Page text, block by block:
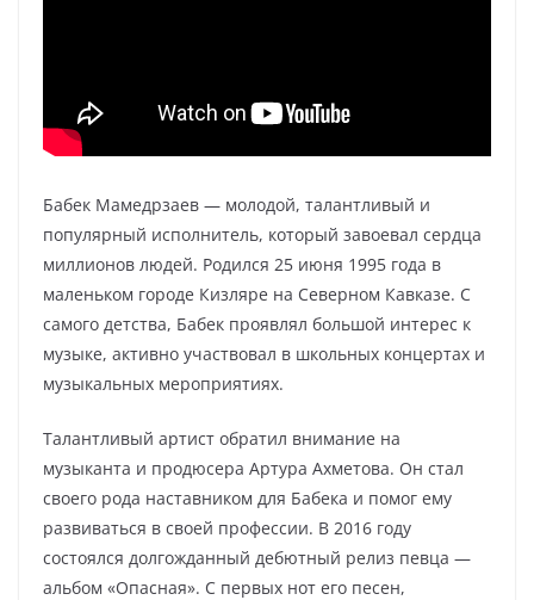
Бабек Мамедрзаев — молодой, талантливый и
популярный исполнитель, который завоевал сердца
миллионов людей. Родился 25 июня 1995 года в
маленьком городе Кизляре на Северном Кавказе. С
самого детства, Бабек проявлял большой интерес к
музыке, активно участвовал в школьных концертах и
музыкальных мероприятиях.
Талантливый артист обратил внимание на
музыканта и продюсера Артура Ахметова. Он стал
своего рода наставником для Бабека и помог ему
развиваться в своей профессии. В 2016 году
состоялся долгожданный дебютный релиз певца —
альбом «Опасная». С первых нот его песен,